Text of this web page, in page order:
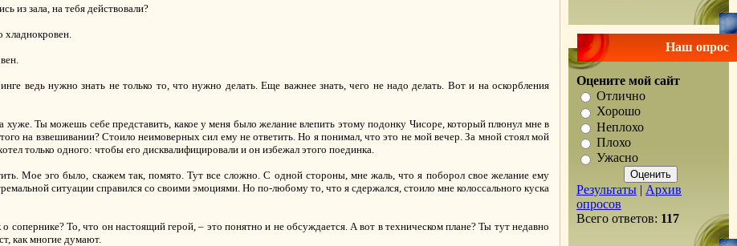
из зала, на тебя действовали?
хладнокровен.
ведь нужно знать не только то, что нужно делать. Еще важнее знать, чего не надо делать. Вот и на оскорбления
хуже. Ты можешь себе представить, какое у меня было желание влепить этому подонку Чисоре, который плюнул мне в
на взвешивании? Стоило неимоверных сил ему не ответить. Но я понимал, что это не мой вечер. За мной стоял мой
только одного: чтобы его дисквалифицировали и он избежал этого поединка.
Мое эго было, скажем так, помято. Тут все сложно. С одной стороны, мне жаль, что я поборол свое желание ему
ситуации справился со своими эмоциями. Но по-любому то, что я сдержался, стоило мне колоссального куска
сопернике? То, что он настоящий герой, – это понятно и не обсуждается. А вот в техническом плане? Ты тут недавно
как многие думают.
Наш опрос
Оцените мой сайт
Отлично
Хорошо
Неплохо
Плохо
Ужасно
Результаты | Архив
опросов
Всего ответов: 117